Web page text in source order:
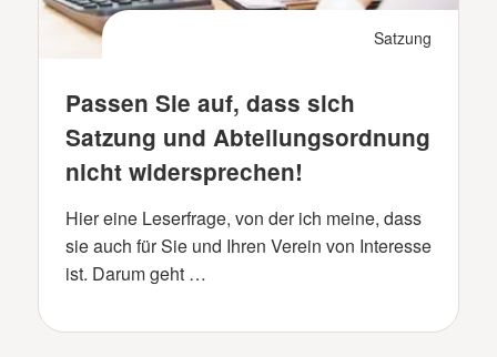
Satzung
Passen Sie auf, dass sich
Satzung und Abteilungsordnung
nicht widersprechen!
Hier eine Leserfrage, von der ich meine, dass
sie auch für Sie und Ihren Verein von Interesse
ist. Darum geht …